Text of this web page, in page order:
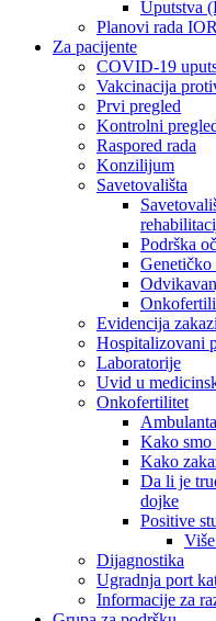
Uputstva
Planovi rada
Za pacijente
COVID-19
Vakcinacija
Prvi pregled
Kontrolni
Raspored rada
Konzilijum
Savetovališta
Podrška
Genetičko
Evidencija
Hospitalizovani
Laboratorije
Uvid u
Onkofertilitet
Kako smo
Kako
Da li je
dojke
Positive
Dijagnostika
Ugradnja port
Informacije za